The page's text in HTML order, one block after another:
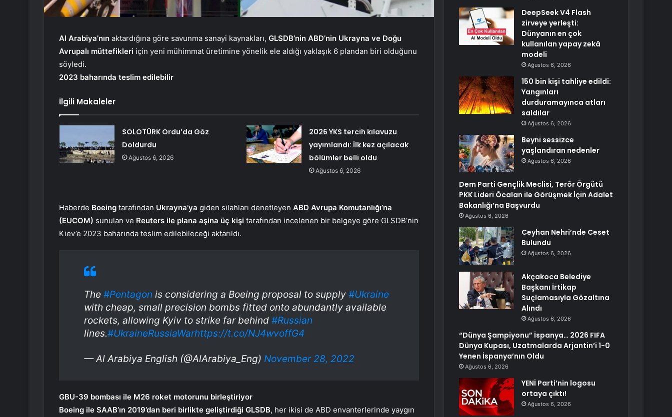
Al Arabiya’nın aktardığına göre savunma sanayi kaynakları, GLSDB’nin ABD’nin Ukrayna ve Doğu
Avrupalı müttefikleri için yeni mühimmat üretimine yönelik ele aldığı yaklaşık 6 plandan biri olduğunu
söyledi.
2023 baharında teslim edilebilir
İlgili Makaleler
SOLOTÜRK Ordu’da Göz
Doldurdu
Ağustos 6, 2026
2026 YKS tercih kılavuzu
yayımlandı: İlk kez açılacak
bölümler belli oldu
Ağustos 6, 2026
Haberde Boeing tarafından Ukrayna’ya giden silahları denetleyen ABD Avrupa Komutanlığı’na
(EUCOM) sunulan ve Reuters ile plana aşina üç kişi tarafından incelenen bir belgeye göre GLSDB’nin
Kiev’e 2023 baharında teslim edilebileceği aktarıldı.
The #Pentagon is considering a Boeing proposal to supply #Ukraine
with cheap, small precision bombs fitted onto abundantly available
rockets, allowing Kyiv to strike far behind #Russian
lines.#UkraineRussiaWarhttps://t.co/NJ4wvoffG4
— Al Arabiya English (@AlArabiya_Eng) November 28, 2022
GBU-39 bombası ile M26 roket motorunu birleştiriyor
Boeing ile SAAB’ın 2019’dan beri birlikte geliştirdiği GLSDB, her ikisi de ABD envanterlerinde yaygın
DeepSeek V4 Flash
zirveye yerleşti:
Dünyanın en çok
kullanılan yapay zekâ
modeli
Ağustos 6, 2026
150 bin kişi tahliye edildi:
Yangınları
durduramayınca atları
saldılar
Ağustos 6, 2026
Beyni sessizce
yaşlandıran nedenler
Ağustos 6, 2026
Dem Parti Gençlik Meclisi, Terör Örgütü
PKK Lideri Öcalan ile Görüşmek İçin Adalet
Bakanlığı’na Başvurdu
Ağustos 6, 2026
Ceyhan Nehri’nde Ceset
Bulundu
Ağustos 6, 2026
Akçakoca Belediye
Başkanı İrtikap
Suçlamasıyla Gözaltına
Alındı
Ağustos 6, 2026
“Dünya Şampiyonu” İspanya… 2026 FIFA
Dünya Kupası, Uzatmalarda Arjantin’i 1-0
Yenen İspanya’nın Oldu
Ağustos 6, 2026
YENİ Parti’nin logosu
ortaya çıktı!
Ağustos 6, 2026